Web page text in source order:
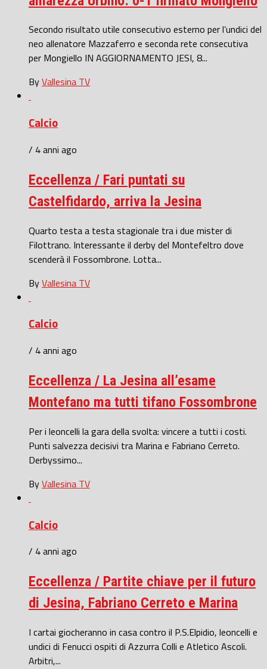
Secondo risultato utile consecutivo esterno per l’undici del
neo allenatore Mazzaferro e seconda rete consecutiva
per Mongiello IN AGGIORNAMENTO JESI, 8...
ByVallesina TV
Calcio
/ 4 anni ago
Eccellenza / Fari puntati su
Castelfidardo, arriva la Jesina
Quarto testa a testa stagionale tra i due mister di
Filottrano. Interessante il derby del Montefeltro dove
scenderà il Fossombrone. Lotta...
ByVallesina TV
Calcio
/ 4 anni ago
Eccellenza / La Jesina all’esame
Montefano ma tutti tifano Fossombrone
Per i leoncelli la gara della svolta: vincere a tutti i costi.
Punti salvezza decisivi tra Marina e Fabriano Cerreto.
Derbyssimo...
ByVallesina TV
Calcio
/ 4 anni ago
Eccellenza / Partite chiave per il futuro
di Jesina, Fabriano Cerreto e Marina
I cartai giocheranno in casa contro il P.S.Elpidio, leoncelli e
undici di Fenucci ospiti di Azzurra Colli e Atletico Ascoli.
Arbitri,...